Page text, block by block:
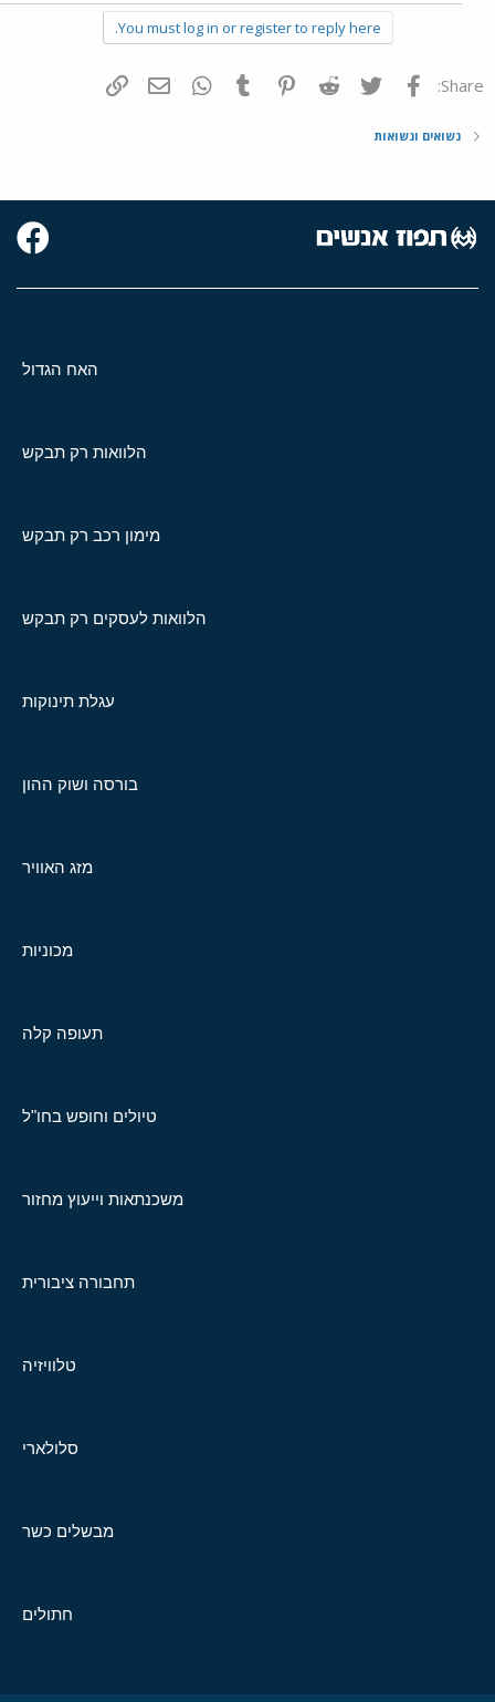
You must log in or register to reply here.
Share: פייסבוק Twitter
Reddit
Pinterest
Tumblr
WhatsAppדואר אלקטרוני
נשואים ונשואות
האח הגדול
הלוואות רק תבקש
מימון רכב רק תבקש
הלוואות לעסקים רק תבקש
עגלת תינוקות
בורסה ושוק ההון
מזג האוויר
מכוניות
תעופה קלה
טיולים וחופש בחו"ל
משכנתאות וייעוץ מחזור
תחבורה ציבורית
טלוויזיה
סלולארי
מבשלים כשר
חתולים